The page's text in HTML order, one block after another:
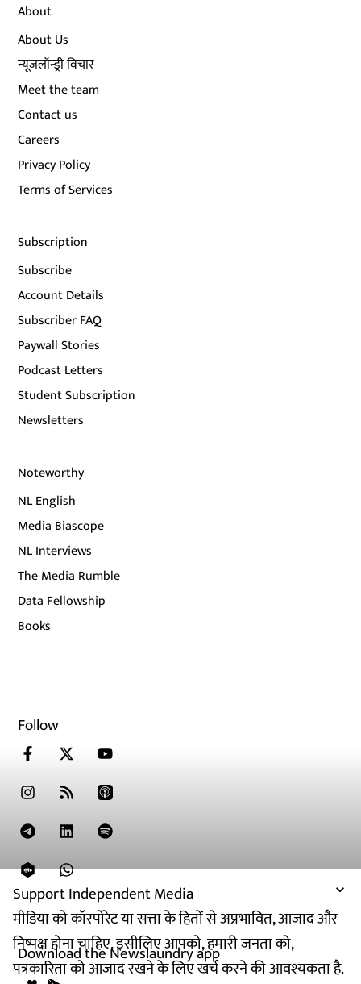
Support Independent Media
मीडिया को कॉरपोरेट या सत्ता के हितों से अप्रभावित, आजाद और
निष्पक्ष होना चाहिए. इसीलिए आपको, हमारी जनता को,
पत्रकारिता को आजाद रखने के लिए खर्च करने की आवश्यकता है.
About
About Us
न्यूज़लॉन्ड्री विचार
Meet the team
Contact us
Careers
Privacy Policy
Terms of Services
Subscription
Subscribe
Account Details
Subscriber FAQ
Paywall Stories
Podcast Letters
Student Subscription
Newsletters
Noteworthy
NL English
Media Biascope
NL Interviews
The Media Rumble
Data Fellowship
Books
Follow
Download the Newslaundry app